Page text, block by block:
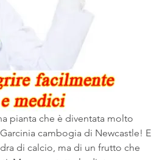
pianta che è diventata molto
cambogia di Newcastle! E
di calcio, ma di un frutto che